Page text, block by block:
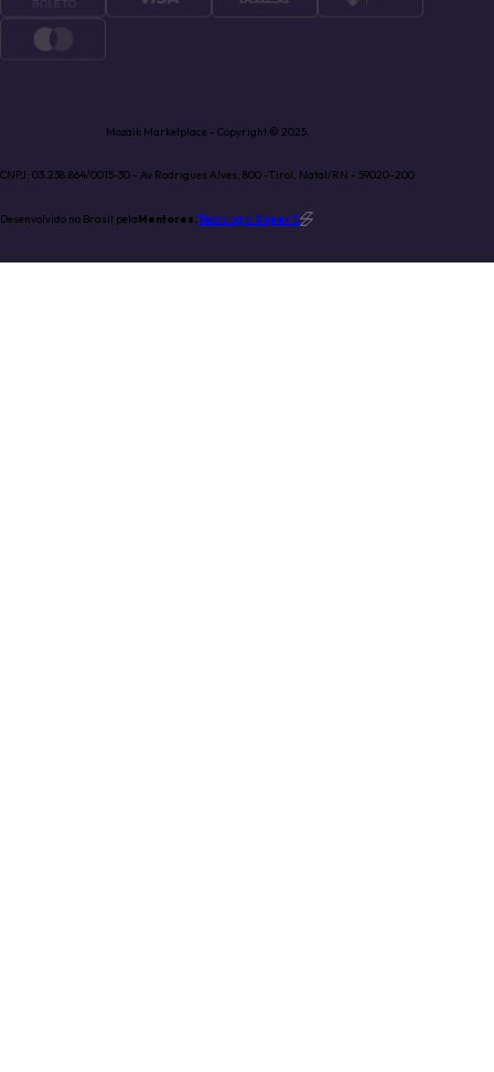
Mozaik Marketplace - Copyright © 2025.
CNPJ: 03.238.864/0015-30 - Av Rodrigues Alves, 800 -Tirol, Natal/RN - 59020-200
Desenvolvido no Brasil pelaMentores.Tecnologia Super 1.